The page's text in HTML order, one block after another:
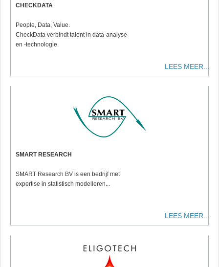
CHECKDATA
People, Data, Value.
CheckData verbindt talent in data-analyse
en -technologie.
LEES MEER...
SMART RESEARCH
SMART Research BV is een bedrijf met
expertise in statistisch modelleren...
LEES MEER...